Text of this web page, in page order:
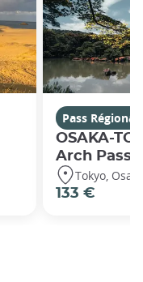
Pass
OSAKA-
Arch Pass
Tokyo,
133 €